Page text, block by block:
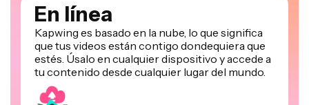
En línea
Kapwing es basado en la nube, lo que significa
que tus videos están contigo dondequiera que
estés. Úsalo en cualquier dispositivo y accede a
tu contenido desde cualquier lugar del mundo.